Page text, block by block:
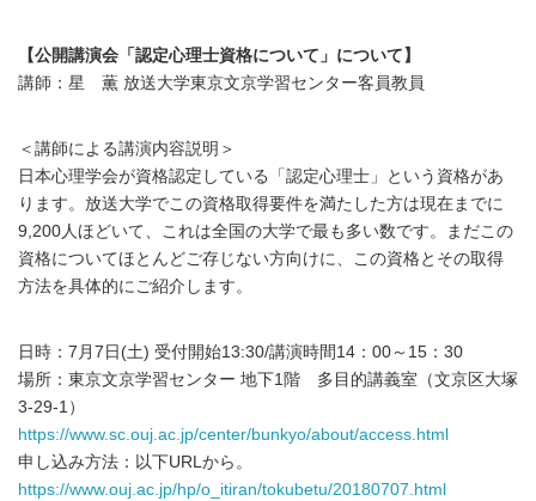
【公開講演会「認定心理士資格について」について】
講師：星 薫 放送大学東京文京学習センター客員教員
＜講師による講演内容説明＞
日本心理学会が資格認定している「認定心理士」という資格があ
ります。放送大学でこの資格取得要件を満たした方は現在までに
9,200人ほどいて、これは全国の大学で最も多い数です。まだこの
資格についてほとんどご存じない方向けに、この資格とその取得
方法を具体的にご紹介します。
日時：7月7日(土) 受付開始13:30/講演時間14：00～15：30
場所：東京文京学習センター 地下1階 多目的講義室（文京区大塚
3-29-1）
https://www.sc.ouj.ac.jp/center/bunkyo/about/access.html
申し込み方法：以下URLから。
https://www.ouj.ac.jp/hp/o_itiran/tokubetu/20180707.html